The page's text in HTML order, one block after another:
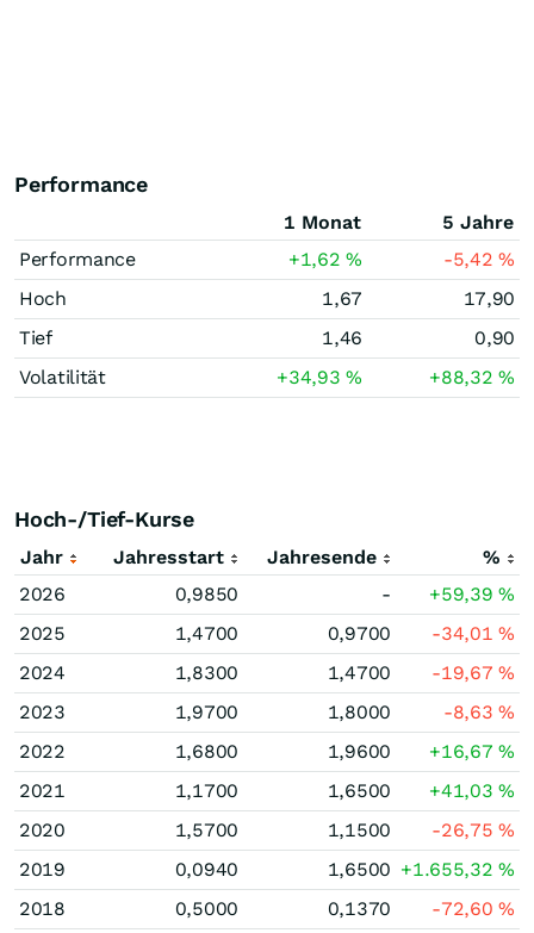
Performance
1 Monat
5 Jahre
Performance
+1,62% -5,42%
Hoch
1,67
17,90
Tief
1,46
0,90
Volatilität
+34,93% +88,32%
Hoch-/Tief-Kurse
Jahr Jahresstart Jahresende
%
2026
0,9850 - +59,39%
2025
1,4700 0,9700 -34,01%
2024
1,8300 1,4700 -19,67%
2023
1,9700 1,8000 -8,63%
2022
1,6800 1,9600 +16,67%
2021
1,1700 1,6500 +41,03%
2020
1,5700 1,1500 -26,75%
2019
0,0940 1,6500 +1.655,32%
2018
0,5000 0,1370 -72,60%